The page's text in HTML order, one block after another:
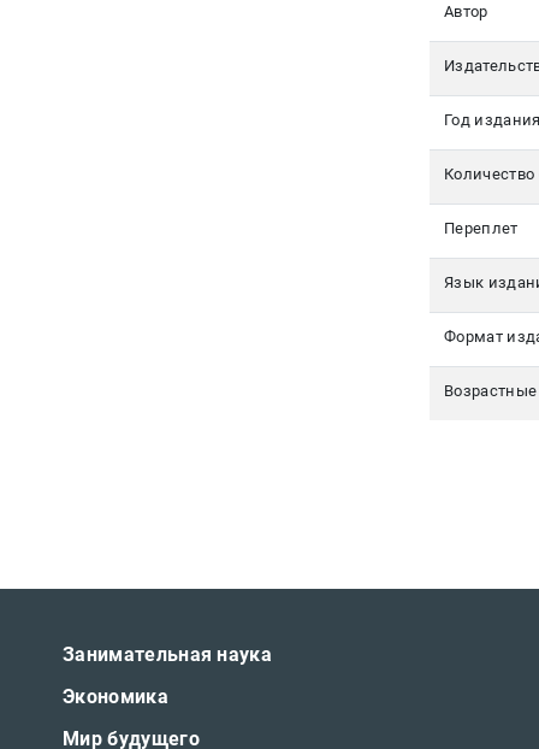
Автор
Год издания
Количество
Переплет
Язык
Формат
Занимательная наука
Экономика
Мир будущего